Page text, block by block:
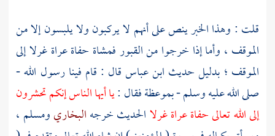
قلت : وهذا الخبر ينص على أنهم لا يركبون ولا يلبسون إلا من
الموقف ، وأما إذا خرجوا من القبور فمشاة حفاة عراة غرلا إلى
الموقف ؛ بدليل حديث ابن عباسقال : قام فينا رسول الله -
صلى الله عليه وسلم - بموعظة فقال :يا أيها الناس إنكم تحشرون
إلى الله تعالى حفاة عراة غرلاالحديث خرجهالبخاريومسلم ،